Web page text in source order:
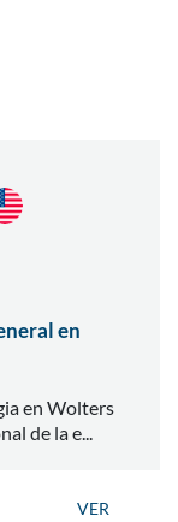
en
en Wolters
de la e...
VER